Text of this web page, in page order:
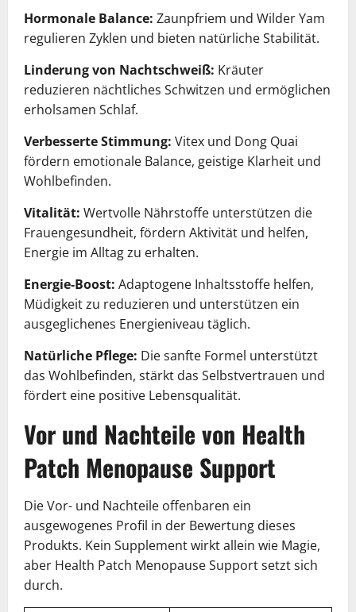
Hormonale Balance: Zaunpfriem und Wilder Yam
regulieren Zyklen und bieten natürliche Stabilität.
Linderung von Nachtschweiß: Kräuter
reduzieren nächtliches Schwitzen und ermöglichen
erholsamen Schlaf.
Verbesserte Stimmung: Vitex und Dong Quai
fördern emotionale Balance, geistige Klarheit und
Wohlbefinden.
Vitalität: Wertvolle Nährstoffe unterstützen die
Frauengesundheit, fördern Aktivität und helfen,
Energie im Alltag zu erhalten.
Energie-Boost: Adaptogene Inhaltsstoffe helfen,
Müdigkeit zu reduzieren und unterstützen ein
ausgeglichenes Energieniveau täglich.
Natürliche Pflege: Die sanfte Formel unterstützt
das Wohlbefinden, stärkt das Selbstvertrauen und
fördert eine positive Lebensqualität.
Vor und Nachteile von Health
Patch Menopause Support
Die Vor- und Nachteile offenbaren ein
ausgewogenes Profil in der Bewertung dieses
Produkts. Kein Supplement wirkt allein wie Magie,
aber Health Patch Menopause Support setzt sich
durch.